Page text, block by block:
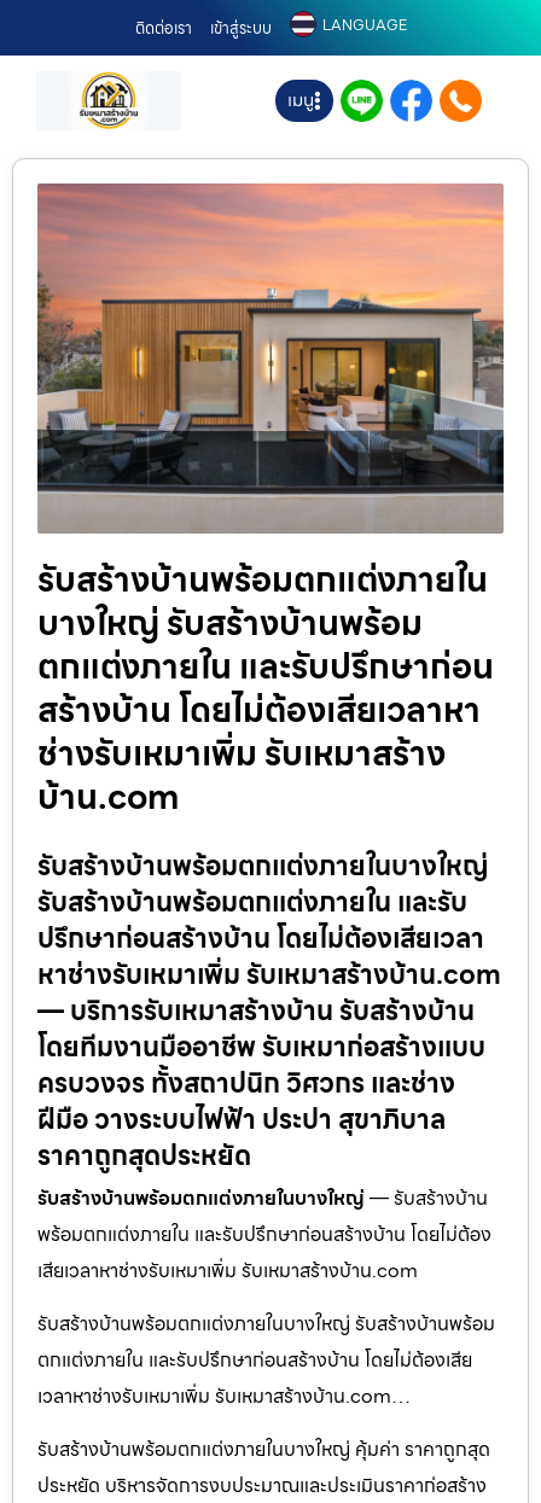
ติดต่อเรา เข้าสู่ระบบ LANGUAGE
เมนู
รับสร้างบ้านพร้อมตกแต่งภายใน
บางใหญ่ รับสร้างบ้านพร้อม
ตกแต่งภายใน และรับปรึกษาก่อน
สร้างบ้าน โดยไม่ต้องเสียเวลาหา
ช่างรับเหมาเพิ่ม รับเหมาสร้าง
บ้าน.com
รับสร้างบ้านพร้อมตกแต่งภายในบางใหญ่
รับสร้างบ้านพร้อมตกแต่งภายใน และรับ
ปรึกษาก่อนสร้างบ้าน โดยไม่ต้องเสียเวลา
หาช่างรับเหมาเพิ่ม รับเหมาสร้างบ้าน.com
— บริการรับเหมาสร้างบ้าน รับสร้างบ้าน
โดยทีมงานมืออาชีพ รับเหมาก่อสร้างแบบ
ครบวงจร ทั้งสถาปนิก วิศวกร และช่าง
ฝีมือ วางระบบไฟฟ้า ประปา สุขาภิบาล
ราคาถูกสุดประหยัด
รับสร้างบ้านพร้อมตกแต่งภายในบางใหญ่ — รับสร้างบ้าน
พร้อมตกแต่งภายใน และรับปรึกษาก่อนสร้างบ้าน โดยไม่ต้อง
เสียเวลาหาช่างรับเหมาเพิ่ม รับเหมาสร้างบ้าน.com
รับสร้างบ้านพร้อมตกแต่งภายในบางใหญ่ รับสร้างบ้านพร้อม
ตกแต่งภายใน และรับปรึกษาก่อนสร้างบ้าน โดยไม่ต้องเสีย
เวลาหาช่างรับเหมาเพิ่ม รับเหมาสร้างบ้าน.com…
รับสร้างบ้านพร้อมตกแต่งภายในบางใหญ่ คุ้มค่า ราคาถูกสุด
ประหยัด บริหารจัดการงบประมาณและประเมินราคาก่อสร้าง